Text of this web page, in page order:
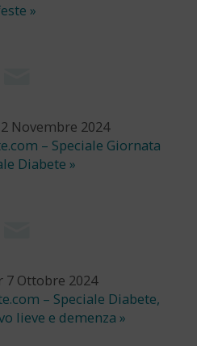
»
Novembre 2024
– Speciale Giornata
Diabete »
7 Ottobre 2024
– Speciale Diabete,
lieve e demenza »